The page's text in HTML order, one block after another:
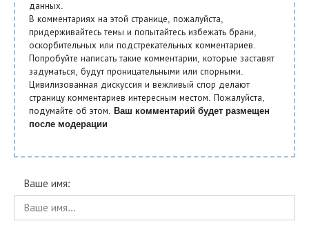
данных.
В комментариях на этой странице, пожалуйста,
придерживайтесь темы и попытайтесь избежать брани,
оскорбительных или подстрекательных комментариев.
Попробуйте написать такие комментарии, которые заставят
задуматься, будут проницательными или спорными.
Цивилизованная дискуссия и вежливый спор делают
страницу комментариев интересным местом. Пожалуйста,
подумайте об этом. Ваш комментарий будет размещен
после модерации
Ваше имя: